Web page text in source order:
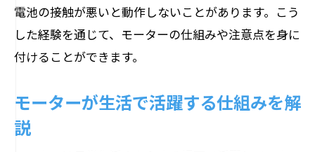
電池の接触が悪いと動作しないことがあります。こう
した経験を通じて、モーターの仕組みや注意点を身に
付けることができます。
モーターが生活で活躍する仕組みを解
説